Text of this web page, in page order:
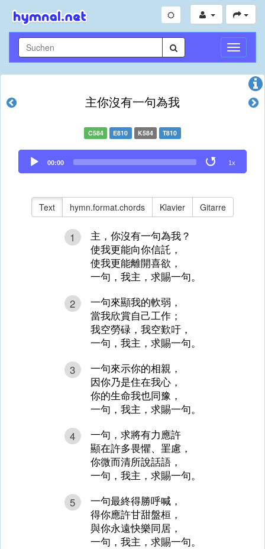
主你沒有一句為我
C584 E810 K584 T810
Audio
Player
00:00 1x
Text hymn.format.chords Klavier Gitarre
1
主，你沒有一句為我？
使我更能向你信託，
使我更能離開喜欲，
一句，我主，求賜一句。
2
一句來顯我的軟弱，
當我欣賞自己工作；
我空勞碌，我空歎吁，
一句，我主，求賜一句。
3
一句來示你的相親，
因你乃是住在我心，
你的生命我也同豫，
一句，我主，求賜一句。
4
一句，求將有力應許
顯在許多畏懼、罣慮，
你微而清所說話語，
一句，我主，求賜一句。
5
一句最終得勝呼喊，
得你應許甘甜盤桓，
與你永遠快樂同居，
一句，我主，求賜一句。